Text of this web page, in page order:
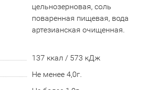
цельнозерновая, соль
поваренная пищевая, вода
артезианская очищенная.
137 ккал / 573 кДж
Не менее 4,0г.